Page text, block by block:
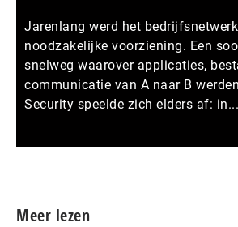
Jarenlang werd het
noodzakelijke voorziening. Een
snelweg waarover applicaties,
communicatie van A naar B
Security speelde zich elders af: in...
Meer lezen